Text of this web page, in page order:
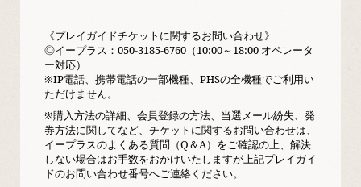
《プレイガイドチケットに関するお問い合わせ》
◎イープラス：050-3185-6760（10:00～18:00 オペレータ
ー対応）
※IP電話、携帯電話の一部機種、PHSの全機種でご利用い
ただけません。
※購入方法の詳細、会員登録の方法、当選メール紛失、発
券方法に関してなど、チケットに関するお問い合わせは、
イープラスのよくある質問（Q＆A）をご確認の上、解決
しない場合はお手数をおかけいたしますが上記プレイガイ
ドのお問い合わせ番号へご連絡ください。